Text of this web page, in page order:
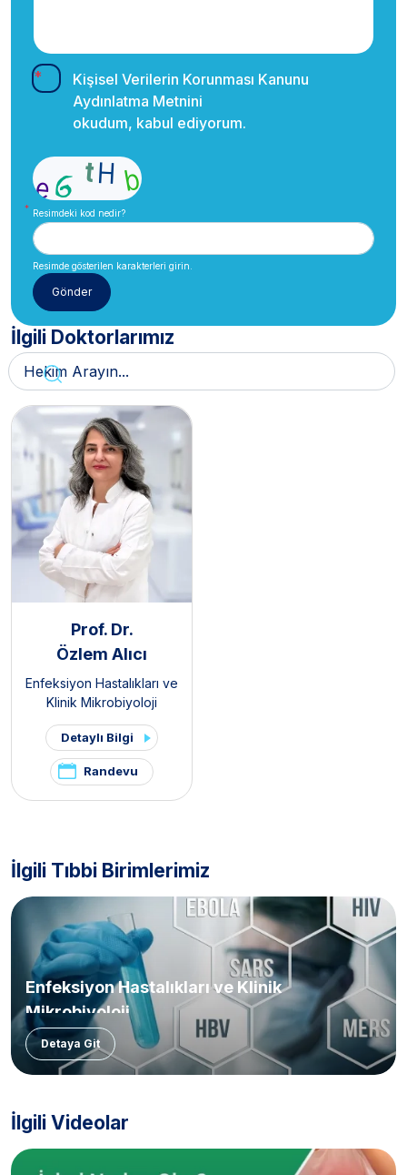
Kişisel Verilerin Korunması Kanunu
Aydınlatma Metnini
okudum, kabul ediyorum.
Resimdeki kod nedir?
Resimde gösterilen karakterleri girin.
İlgili Doktorlarımız
Prof. Dr.
Özlem Alıcı
Enfeksiyon Hastalıkları ve
Klinik Mikrobiyoloji
Detaylı Bilgi
Randevu
İlgili Tıbbi Birimlerimiz
Enfeksiyon Hastalıkları ve Klinik
Mikrobiyoloji
Detaya Git
İlgili Videolar